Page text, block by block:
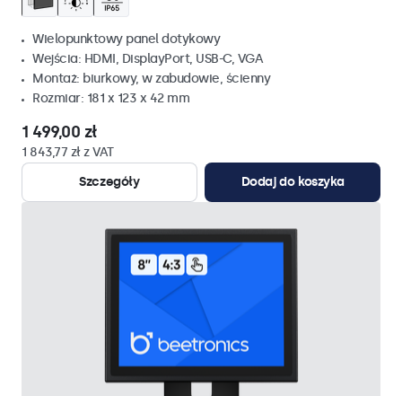
Wielopunktowy panel dotykowy
Wejścia: HDMI, DisplayPort, USB-C, VGA
Montaż: biurkowy, w zabudowie, ścienny
Rozmiar: 181 x 123 x 42 mm
1 499,00 zł
1 843,77 zł z VAT
Szczegóły
Dodaj do koszyka